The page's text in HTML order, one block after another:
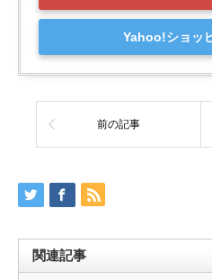
Yahoo!ショッ
前の記事
関連記事